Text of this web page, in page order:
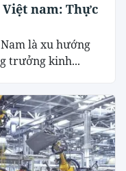
nam: Thực
là xu hướng
trưởng kinh...